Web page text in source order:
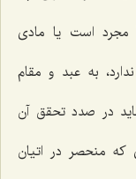
است یا مادی
به عبد و مقام
باید در صدد تحقق آن
منحصر در اتیان